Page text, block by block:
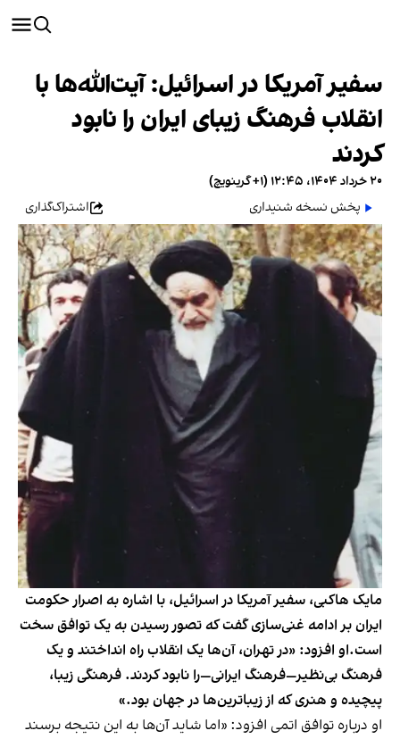
سفیر آمریکا در اسرائیل: آیت‌الله‌ها با
انقلاب فرهنگ زیبای ایران را نابود
کردند
۲۰ خرداد ۱۴۰۴، ۱۲:۴۵ (‎+۱ گرینویچ)
پخش نسخه شنیداری
اشتراک‌گذاری
مایک هاکبی، سفیر آمریکا در اسرائیل، با اشاره به اصرار حکومت
ایران بر ادامه‌ غنی‌سازی گفت که تصور رسیدن به یک توافق سخت
است.او افزود: «در تهران، آن‌ها یک انقلاب راه انداختند و یک
فرهنگ بی‌نظیر—فرهنگ ایرانی—را نابود کردند. فرهنگی زیبا،
پیچیده و هنری که از زیباترین‌ها در جهان بود.»
او درباره توافق اتمی افزود: «اما شاید آن‌ها به این نتیجه برسند